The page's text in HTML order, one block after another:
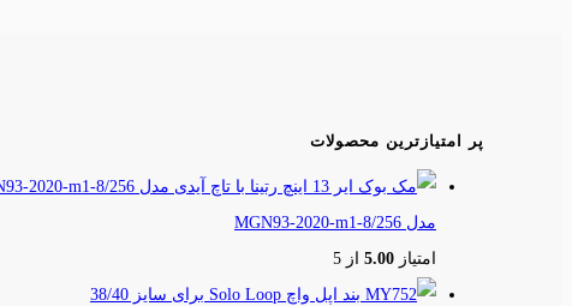
پر امتیازترین محصولات
مدل MGN93-2020-m1-8/256
امتیاز 5.00 از 5
بند اپل واچ Solo Loop برای سایز 38/40